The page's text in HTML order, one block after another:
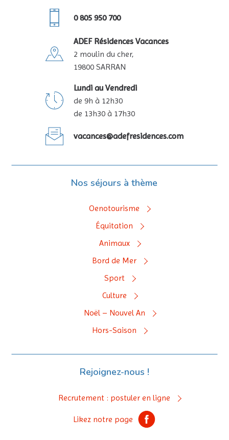
0 805 950 700
ADEF Résidences Vacances
2 moulin du cher,
19800 SARRAN
Lundi au Vendredi
de 9h à 12h30
de 13h30 à 17h30
vacances@adefresidences.com
Nos séjours à thème
Oenotourisme
Équitation
Animaux
Bord de Mer
Sport
Culture
Noël – Nouvel An
Hors-Saison
Rejoignez-nous !
Recrutement : postuler en ligne
Likez notre page